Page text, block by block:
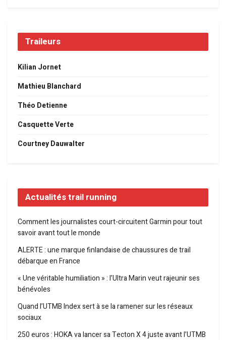
Traileurs
Kilian Jornet
Mathieu Blanchard
Théo Detienne
Casquette Verte
Courtney Dauwalter
Actualités trail running
Comment les journalistes court-circuitent Garmin pour tout
savoir avant tout le monde
ALERTE : une marque finlandaise de chaussures de trail
débarque en France
« Une véritable humiliation » : l’Ultra Marin veut rajeunir ses
bénévoles
Quand l’UTMB Index sert à se la ramener sur les réseaux
sociaux
250 euros : HOKA va lancer sa Tecton X 4 juste avant l’UTMB